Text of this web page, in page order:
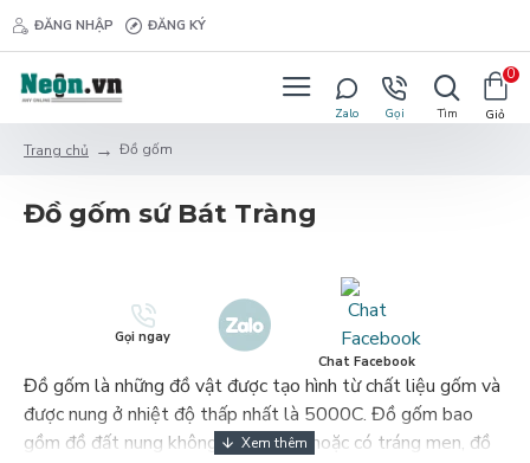
ĐĂNG NHẬP ĐĂNG KÝ
0
Trang chủ Đồ gốm
Đồ gốm sứ Bát Tràng
Gọi ngay
Chat Facebook
Đồ gốm là những đồ vật được tạo hình từ chất liệu gốm và
được nung ở nhiệt độ thấp nhất là 5000C. Đồ gốm bao
gồm đồ đất nung không tráng men hoặc có tráng men, đồ